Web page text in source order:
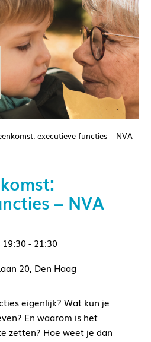
executieve functies – NVA
– NVA
19:30 - 21:30
20, Den Haag
eigenlijk? Wat kun je
En waarom is het
zetten? Hoe weet je dan